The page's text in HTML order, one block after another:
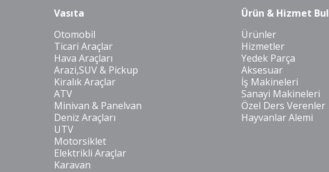
Vasıta
Otomobil
Ticari Araçlar
Hava Araçları
Arazi,SUV & Pickup
Kiralık Araçlar
ATV
Minivan & Panelvan
Deniz Araçları
UTV
Motorsiklet
Elektrikli Araçlar
Karavan
Ürün & Hizmet Bul
Ürünler
Hizmetler
Yedek Parça
Aksesuar
İş Makineleri
Sanayi Makineleri
Özel Ders Verenler
Hayvanlar Alemi